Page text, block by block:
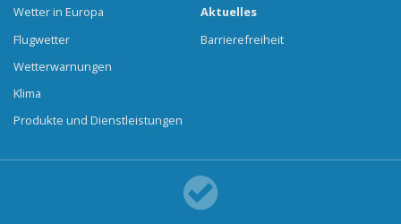
Wetter in Europa
Flugwetter
Wetterwarnungen
Klima
Produkte und Dienstleistungen
Aktuelles
Barrierefreiheit